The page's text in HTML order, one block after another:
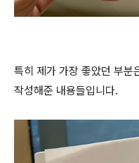
특히 제가 가장 좋았던 부분
작성해준 내용들입니다.